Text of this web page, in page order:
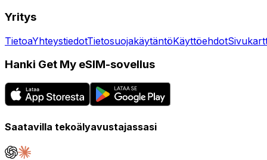
Yritys
TietoaYhteystiedotTietosuojakäytäntöKäyttöehdot
Hanki Get My eSIM-sovellus
Saatavilla tekoälyavustajassasi